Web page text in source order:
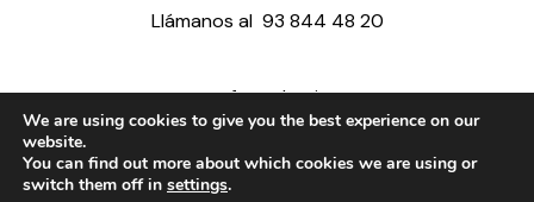
Llámanos al 93 844 48 20
ventas@fenoplastica.com
export@fenoplastica.com
We are using cookies to give you the best experience on our
website.
You can find out more about which cookies we are using or
switch them off in settings.